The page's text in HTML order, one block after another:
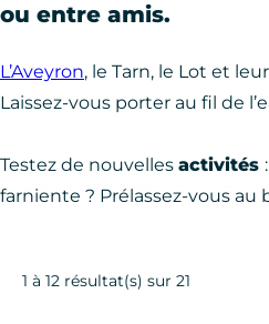
ou entre amis.
L’Aveyron, le Tarn, le Lot et
Laissez-vous porter au fil de
Testez de nouvelles activités
farniente ? Prélassez-vous au
1 à 12 résultat(s) sur 21